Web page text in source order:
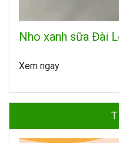
Nho xanh sữa Đài
Xem ngay